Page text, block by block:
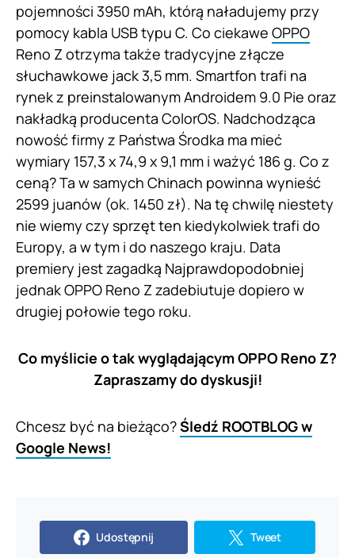
pojemności 3950 mAh, którą naładujemy przy
pomocy kabla USB typu C. Co ciekawe OPPO
Reno Z otrzyma także tradycyjne złącze
słuchawkowe jack 3,5 mm. Smartfon trafi na
rynek z preinstalowanym Androidem 9.0 Pie oraz
nakładką producenta ColorOS. Nadchodząca
nowość firmy z Państwa Środka ma mieć
wymiary 157,3 x 74,9 x 9,1 mm i ważyć 186 g. Co z
ceną? Ta w samych Chinach powinna wynieść
2599 juanów (ok. 1450 zł). Na tę chwilę niestety
nie wiemy czy sprzęt ten kiedykolwiek trafi do
Europy, a w tym i do naszego kraju. Data
premiery jest zagadką Najprawdopodobniej
jednak OPPO Reno Z zadebiutuje dopiero w
drugiej połowie tego roku.
Co myślicie o tak wyglądającym OPPO Reno Z?
Zapraszamy do dyskusji!
Chcesz być na bieżąco?Śledź ROOTBLOG w
Google News!
Udostępnij Tweet